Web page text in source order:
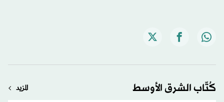
كُتّاب الشرق الأوسط المزيد